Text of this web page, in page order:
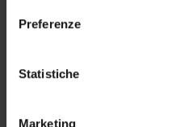
raccogliere
geografica, con
Preferenze
Statistiche
Marketing
LABORATORI
Persone